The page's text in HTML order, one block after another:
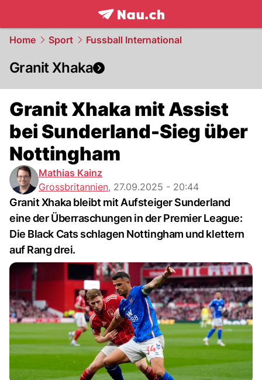
frontpage.NAU.ch
Home Sport Fussball International
Granit Xhaka
Granit Xhaka mit Assist
bei Sunderland-Sieg über
Nottingham
Mathias Kainz
Grossbritannien, 27.09.2025 - 20:44
Granit Xhaka bleibt mit Aufsteiger Sunderland
eine der Überraschungen in der Premier League:
Die Black Cats schlagen Nottingham und klettern
auf Rang drei.